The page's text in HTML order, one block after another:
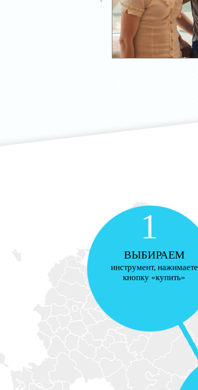
1
ВЫБИРАЕМ
инструмент, нажимаете
кнопку «купить»